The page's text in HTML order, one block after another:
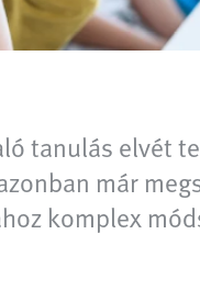
tanulás elvét
már
komplex